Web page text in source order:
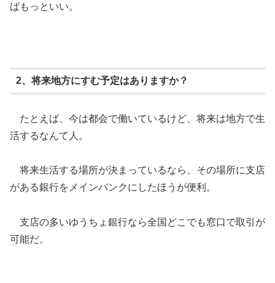
ばもっといい。
2、将来地方にすむ予定はありますか？
たとえば、今は都会で働いているけど、将来は地方で生
活するなんて人。
将来生活する場所が決まっているなら、その場所に支店
がある銀行をメインバンクにしたほうが便利。
支店の多いゆうちょ銀行なら全国どこでも窓口で取引が
可能だ。